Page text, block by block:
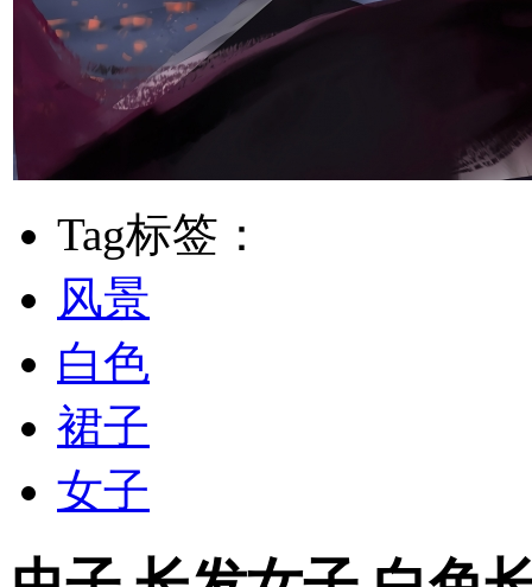
Tag标签：
风景
白色
裙子
女子